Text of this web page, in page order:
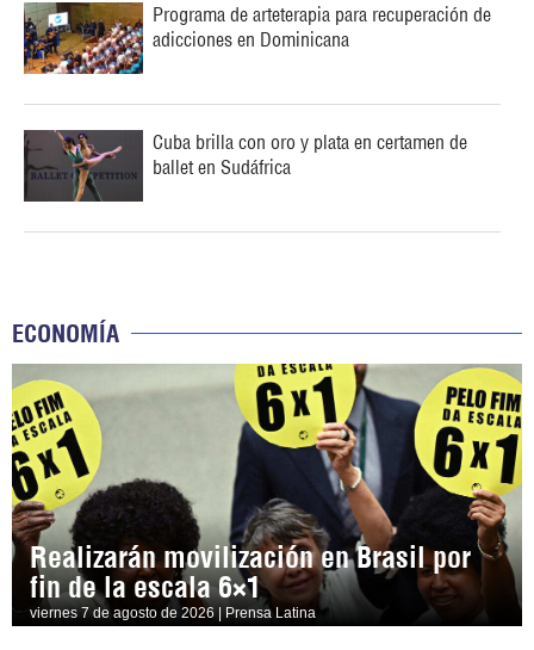
Programa de arteterapia para recuperación de
adicciones en Dominicana
Cuba brilla con oro y plata en certamen de
ballet en Sudáfrica
ECONOMÍA
Realizarán movilización en Brasil por
fin de la escala 6×1
viernes 7 de agosto de 2026 | Prensa Latina